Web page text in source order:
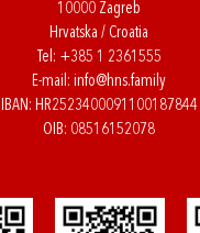
10000 Zagreb
Hrvatska / Croatia
Tel: +385 1 2361555
E-mail: info@hns.family
IBAN: HR2523400091100187844
OIB: 08516152078